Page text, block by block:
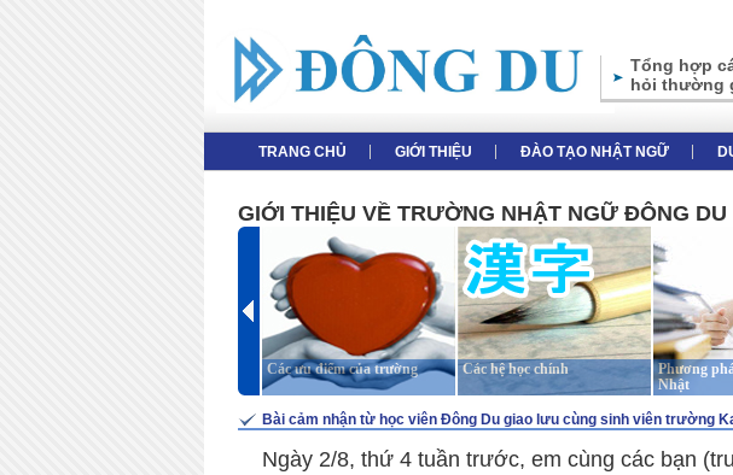
Tổng hợp
hỏi thường
TRANG CHỦ GIỚI THIỆU ĐÀO TẠO NHẬT NGỮ
GIỚI THIỆU VỀ TRƯỜNG NHẬT NGỮ ĐÔNG DU
Các ưu điểm của trường Các hệ học chính
Phương
Nhật
Bài cảm nhận từ học viên Đông Du giao lưu cùng sinh viên trường
Ngày 2/8, thứ 4 tuần trước, em cùng các bạn